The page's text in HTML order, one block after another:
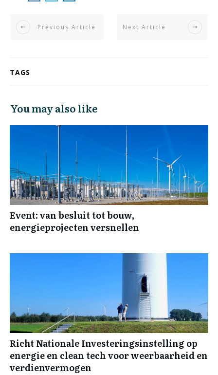
Previous Article Next Article
TAGS
You may also like
Event: van besluit tot bouw,
energieprojecten versnellen
Richt Nationale Investeringsinstelling op
energie en clean tech voor weerbaarheid en
verdienvermogen